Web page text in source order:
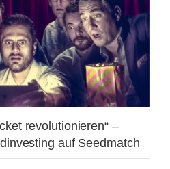
revolutionieren“ –
auf Seedmatch